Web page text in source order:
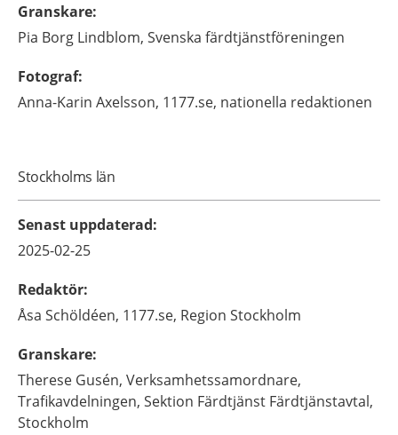
Granskare:
Pia Borg Lindblom, Svenska färdtjänstföreningen
Fotograf:
Anna-Karin Axelsson, 1177.se, nationella redaktionen
Stockholms län
Senast uppdaterad:
2025-02-25
Redaktör:
Åsa Schöldéen, 1177.se, Region Stockholm
Granskare:
Therese Gusén, Verksamhetssamordnare,
Trafikavdelningen, Sektion Färdtjänst Färdtjänstavtal,
Stockholm